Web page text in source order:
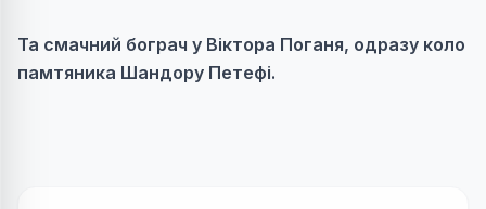
Та смачний бограч у Віктора Поганя, одразу коло
памтяника Шандору Петефі.